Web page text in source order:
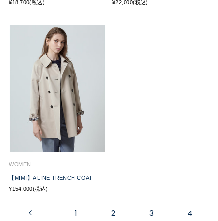
¥18,700(税込)
¥22,000(税込)
WOMEN
【MIMI】A LINE TRENCH COAT
¥154,000(税込)
1 2 3 4